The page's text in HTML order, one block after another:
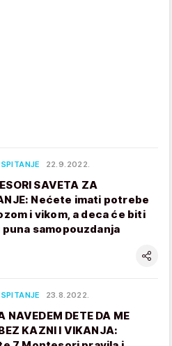
22.9.2022.
SAVETA ZA
Nećete imati potrebe
i vikom, a deca će biti
samopouzdanja
23.8.2022.
NAVEDEM DETE DA ME
KAZNI I VIKANJA: